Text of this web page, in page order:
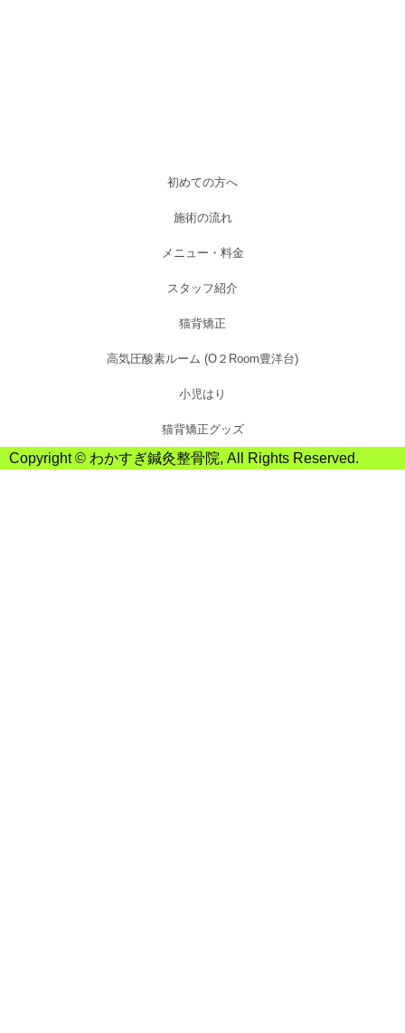
初めての方へ
施術の流れ
メニュー・料金
スタッフ紹介
猫背矯正
高気圧酸素ルーム (O２Room豊洋台)
小児はり
猫背矯正グッズ
Copyright © わかすぎ鍼灸整骨院, All Rights Reserved.